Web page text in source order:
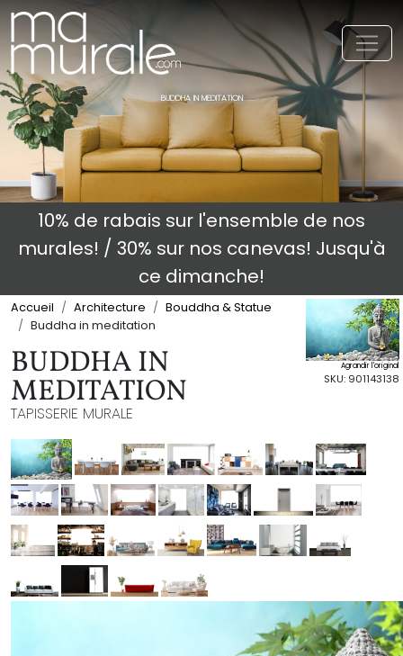
BUDDHA IN MEDITATION
10% de rabais sur l'ensemble de nos
murales! / 30% sur nos canevas! Jusqu'à
ce dimanche!
Accueil Architecture
Bouddha & Statue
Buddha in meditation
BUDDHA IN
MEDITATION
TAPISSERIE MURALE
Agrandir l'original
SKU: 901143138